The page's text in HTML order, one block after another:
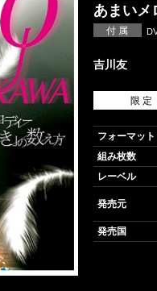
あまいメ
付 属
吉川友
限 定
フォーマット
組み枚数
レーベル
発売元
発売国